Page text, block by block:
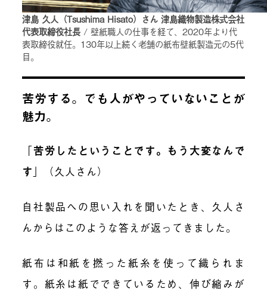
津島 久人（Tsushima Hisato）さん 津島織物製造株式会社
代表取締役社長 / 壁紙職人の仕事を経て、2020年より代
表取締役就任。130年以上続く老舗の紙布壁紙製造元の5代
目。
苦労する。でも人がやっていないことが
魅力。
「苦労したということです。もう大変なんで
す 」 （久人さん）
自社製品への思い入れを聞いたとき、久人さ
んからはこのような答えが返ってきました。
紙布は和紙を撚った紙糸を使って織られま
す。紙糸は紙でできているため、伸び縮みが